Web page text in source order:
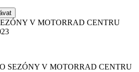
SEZÓNY V MOTORRAD CENTRU